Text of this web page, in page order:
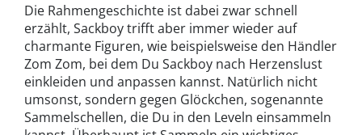
Die Rahmengeschichte ist dabei zwar schnell
erzählt, Sackboy trifft aber immer wieder auf
charmante Figuren, wie beispielsweise den Händler
Zom Zom, bei dem Du Sackboy nach Herzenslust
einkleiden und anpassen kannst. Natürlich nicht
umsonst, sondern gegen Glöckchen, sogenannte
Sammelschellen, die Du in den Leveln einsammeln